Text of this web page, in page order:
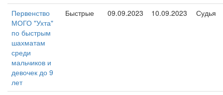
Первенство
МОГО "Ухта"
по быстрым
шахматам
среди
мальчиков и
девочек до 9
лет
Быстрые 09.09.2023 10.09.2023 Судья